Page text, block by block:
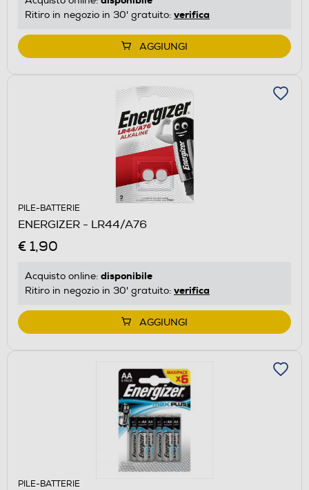
Ritiro in negozio in 30' gratuito: verifica
AGGIUNGI
PILE-BATTERIE
ENERGIZER - LR44/A76
€ 1,90
Acquisto online: disponibile
Ritiro in negozio in 30' gratuito: verifica
AGGIUNGI
PILE-BATTERIE